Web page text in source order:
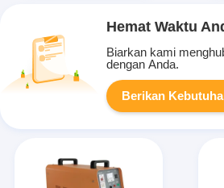
Hemat Waktu
Biarkan kami
dengan Anda.
Berikan